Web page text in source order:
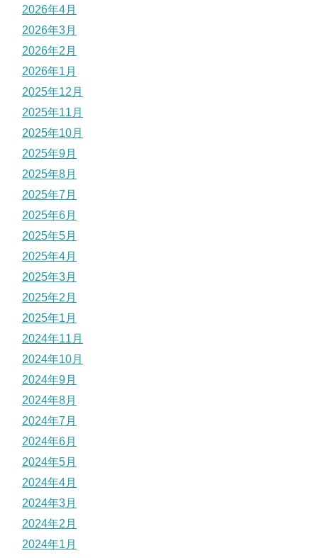
2026年4月
2026年3月
2026年2月
2026年1月
2025年12月
2025年11月
2025年10月
2025年9月
2025年8月
2025年7月
2025年6月
2025年5月
2025年4月
2025年3月
2025年2月
2025年1月
2024年11月
2024年10月
2024年9月
2024年8月
2024年7月
2024年6月
2024年5月
2024年4月
2024年3月
2024年2月
2024年1月